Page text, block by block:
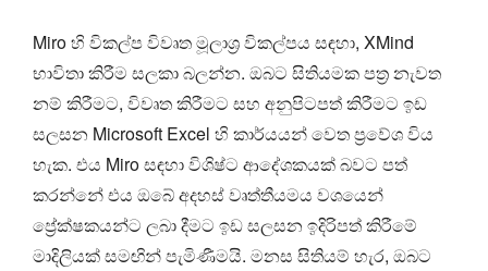
Miro හි විකල්ප විවෘත මූලාශ්‍ර විකල්පය සඳහා, XMind
භාවිතා කිරීම සලකා බලන්න. ඔබට සිතියමක පත්‍ර නැවත
නම් කිරීමට, විවෘත කිරීමට සහ අනුපිටපත් කිරීමට ඉඩ
සලසන Microsoft Excel හි කාර්යයන් වෙත ප්‍රවේශ විය
හැක. එය Miro සඳහා විශිෂ්ට ආදේශකයක් බවට පත්
කරන්නේ එය ඔබේ අදහස් වෘත්තීයමය වශයෙන්
ප්‍රේක්ෂකයන්ට ලබා දීමට ඉඩ සලසන ඉදිරිපත් කිරීමේ
මාදිලියක් සමඟින් පැමිණීමයි. මනස සිතියම් හැර, ඔබට